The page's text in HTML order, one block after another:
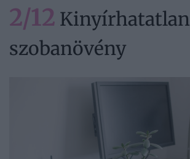
2/12 Kinyírhatatlan
szobanövény